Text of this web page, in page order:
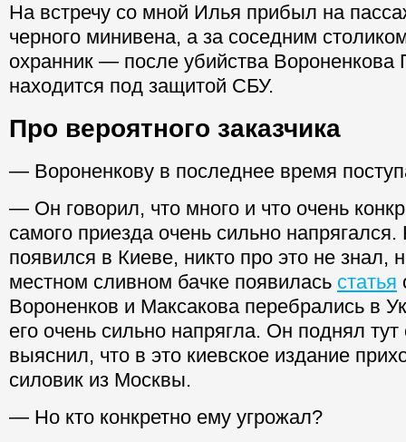
На встречу со мной Илья прибыл на
черного минивена, а за соседним
охранник — после убийства Вороненкова
находится под защитой СБУ.
Про вероятного заказчика
— Вороненкову в последнее время
— Он говорил, что много и что очень
самого приезда очень сильно напрягался.
появился в Киеве, никто про это не знал,
местном сливном бачке появилась статья
Вороненков и Максакова перебрались в
его очень сильно напрягла. Он поднял
выяснил, что в это киевское издание
силовик из Москвы.
— Но кто конкретно ему угрожал?